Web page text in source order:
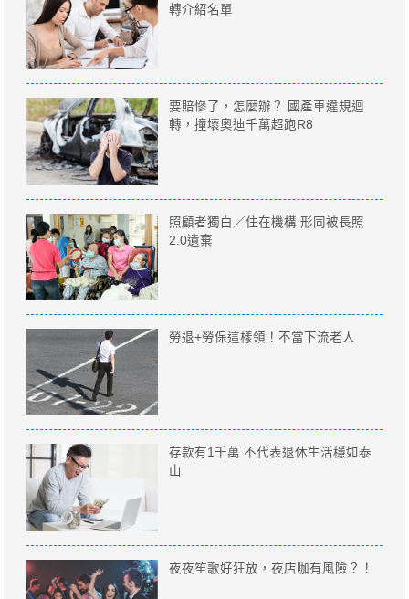
轉介紹名單
要賠慘了，怎麼辦？ 國產車違規迴
轉，撞壞奧迪千萬超跑R8
照顧者獨白／住在機構 形同被長照
2.0遺棄
勞退+勞保這樣領！不當下流老人
存款有1千萬 不代表退休生活穩如泰
山
夜夜笙歌好狂放，夜店咖有風險？！